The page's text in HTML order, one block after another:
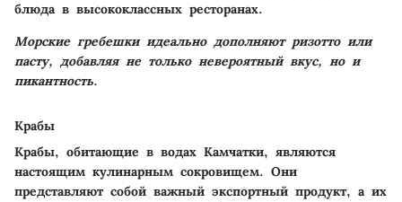
блюда в высококлассных ресторанах.
Морские гребешки идеально дополняют ризотто или
пасту, добавляя не только невероятный вкус, но и
пикантность.
Крабы
Крабы, обитающие в водах Камчатки, являются
настоящим кулинарным сокровищем. Они
представляют собой важный экспортный продукт, а их